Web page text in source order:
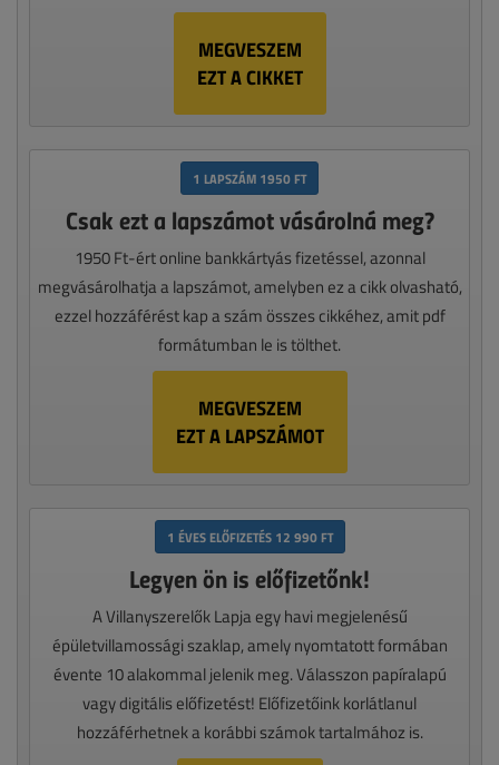
MEGVESZEM
EZT A CIKKET
1 LAPSZÁM 1950 FT
Csak ezt a lapszámot vásárolná meg?
1950 Ft-ért online bankkártyás fizetéssel, azonnal
megvásárolhatja a lapszámot, amelyben ez a cikk olvasható,
ezzel hozzáférést kap a szám összes cikkéhez, amit pdf
formátumban le is tölthet.
MEGVESZEM
EZT A LAPSZÁMOT
1 ÉVES ELŐFIZETÉS 12 990 FT
Legyen ön is előfizetőnk!
A Villanyszerelők Lapja egy havi megjelenésű
épületvillamossági szaklap, amely nyomtatott formában
évente 10 alakommal jelenik meg. Válasszon papíralapú
vagy digitális előfizetést! Előfizetőink korlátlanul
hozzáférhetnek a korábbi számok tartalmához is.